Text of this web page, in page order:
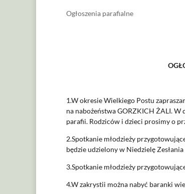
Ogłoszenia parafialne
1.W okresie Wielkiego Postu
na nabożeństwa GORZKICH ŻALI. W
parafii. Rodziców i dzieci prosimy o
2.Spotkanie młodzieży
będzie udzielony w Niedzielę
3.Spotkanie młodzieży
4.W zakrystii można nabyć baranki